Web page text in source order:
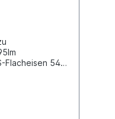
Flacheisen 540